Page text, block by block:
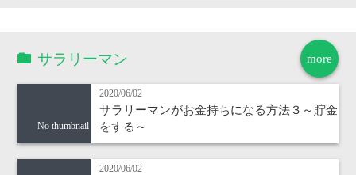
more
サラリーマン
No thumbnail
2020/06/02
サラリーマンがお金持ちになる方法３～貯金
をする～
2020/06/02